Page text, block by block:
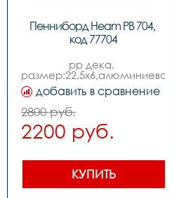
Пенниборд Heam PB 704,
код 77704
pp дека,
размер:22.5x6,алюминиевая
платформа 3.25,колеса
69x45mm 85a pu с
подсветкой,подшипники
abec7,амортизаторы 90a
color pu
добавить в сравнение
2800 руб.
2200 руб.
КУПИТЬ